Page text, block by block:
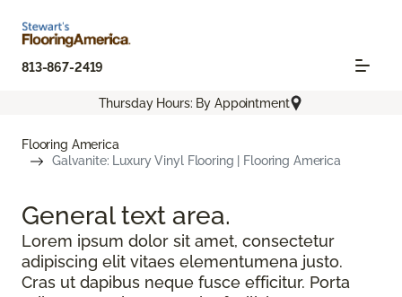
813-867-2419
Thursday Hours: By Appointment
Flooring America
Galvanite: Luxury Vinyl Flooring | Flooring America
General text area.
Lorem ipsum dolor sit amet, consectetur
adipiscing elit vitaes elementumena justo.
Cras ut dapibus neque fusce efficitur. Porta